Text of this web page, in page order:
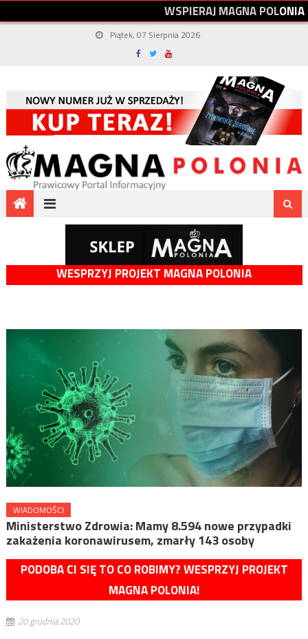
WSPIERAJMAGNAPOLONIA
Piątek, 07 Sierpnia 2026
WESPRZYJ PROJEKT MAGNA POLONIA
WIADOMOŚCI
Ministerstwo Zdrowia: Mamy 8.594 nowe przypadki
zakażenia koronawirusem, zmarły 143 osoby
PODOBA CI SIĘ TO CO ROBIMY? WESPRZYJ PROJEKT
MAGNA POLONIA!
20 grudnia 2020